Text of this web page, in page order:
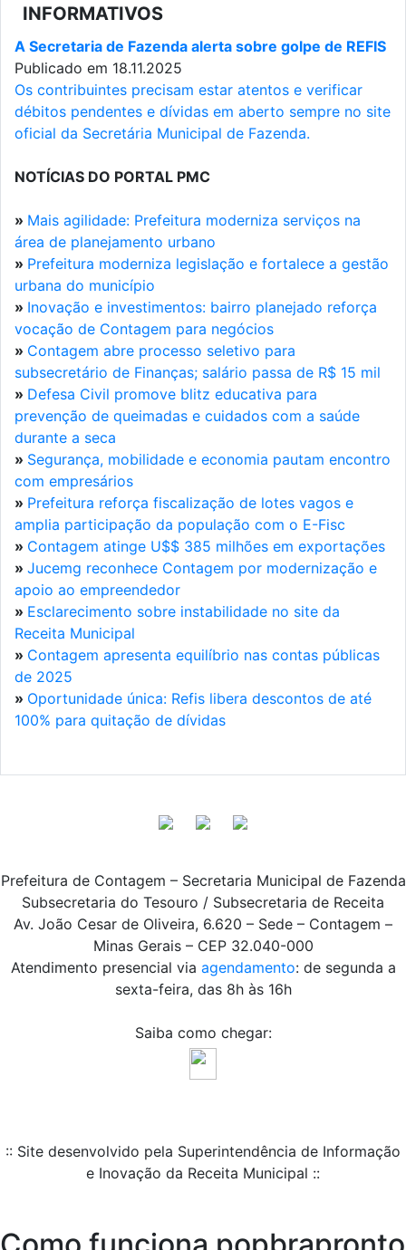
INFORMATIVOS
A Secretaria de Fazenda alerta sobre golpe de REFIS
Publicado em 18.11.2025
Os contribuintes precisam estar atentos e verificar
débitos pendentes e dívidas em aberto sempre no site
oficial da Secretária Municipal de Fazenda.
NOTÍCIAS DO PORTAL PMC
» Mais agilidade: Prefeitura moderniza serviços na
área de planejamento urbano
» Prefeitura moderniza legislação e fortalece a gestão
urbana do município
» Inovação e investimentos: bairro planejado reforça
vocação de Contagem para negócios
» Contagem abre processo seletivo para
subsecretário de Finanças; salário passa de R$ 15 mil
» Defesa Civil promove blitz educativa para
prevenção de queimadas e cuidados com a saúde
durante a seca
» Segurança, mobilidade e economia pautam encontro
com empresários
» Prefeitura reforça fiscalização de lotes vagos e
amplia participação da população com o E-Fisc
» Contagem atinge U$$ 385 milhões em exportações
» Jucemg reconhece Contagem por modernização e
apoio ao empreendedor
» Esclarecimento sobre instabilidade no site da
Receita Municipal
» Contagem apresenta equilíbrio nas contas públicas
de 2025
» Oportunidade única: Refis libera descontos de até
100% para quitação de dívidas
Prefeitura de Contagem – Secretaria Municipal de Fazenda
Subsecretaria do Tesouro / Subsecretaria de Receita
Av. João Cesar de Oliveira, 6.620 – Sede – Contagem –
Minas Gerais – CEP 32.040-000
Atendimento presencial via agendamento: de segunda a
sexta-feira, das 8h às 16h
Saiba como chegar:
:: Site desenvolvido pela Superintendência de Informação
e Inovação da Receita Municipal ::